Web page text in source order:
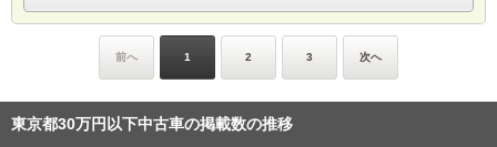
前へ 1 2 3 次へ
東京都30万円以下中古車の掲載数の推移